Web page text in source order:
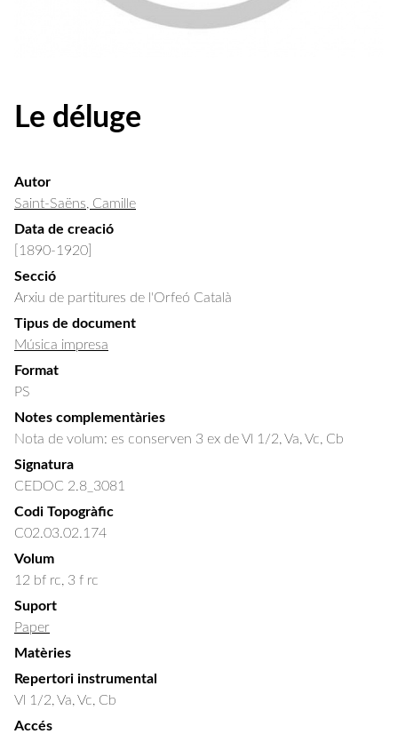
Le déluge
Autor
Saint-Saëns, Camille
Data de creació
[1890-1920]
Secció
Arxiu de partitures de l'Orfeó Català
Tipus de document
Música impresa
Format
PS
Notes complementàries
Nota de volum: es conserven 3 ex de Vl 1/2, Va, Vc, Cb
Signatura
CEDOC 2.8_3081
Codi Topogràfic
C02.03.02.174
Volum
12 bf rc, 3 f rc
Suport
Paper
Matèries
Repertori instrumental
Vl 1/2, Va, Vc, Cb
Accés